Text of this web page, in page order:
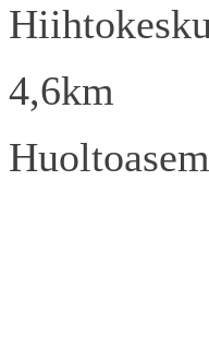
4,6km